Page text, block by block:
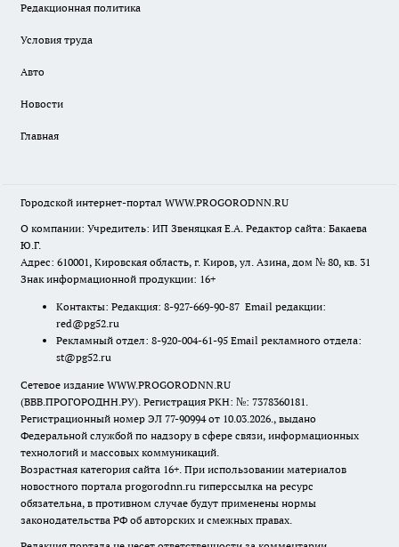
Редакционная политика
Условия труда
Авто
Новости
Главная
Городской интернет-портал WWW.PROGORODNN.RU
О компании: Учредитель: ИП Звеняцкая Е.А. Редактор сайта: Бакаева
Ю.Г.
Адрес: 610001, Кировская область, г. Киров, ул. Азина, дом № 80, кв. 31
Знак информационной продукции: 16+
Контакты: Редакция: 8-927-669-90-87 Email редакции:
red@pg52.ru
Рекламный отдел: 8-920-004-61-95 Email рекламного отдела:
st@pg52.ru
Сетевое издание WWW.PROGORODNN.RU
(ВВВ.ПРОГОРОДНН.РУ). Регистрация РКН: №: 7378360181.
Регистрационный номер ЭЛ 77-90994 от 10.03.2026., выдано
Федеральной службой по надзору в сфере связи, информационных
технологий и массовых коммуникаций.
Возрастная категория сайта 16+. При использовании материалов
новостного портала progorodnn.ru гиперссылка на ресурс
обязательна, в противном случае будут применены нормы
законодательства РФ об авторских и смежных правах.